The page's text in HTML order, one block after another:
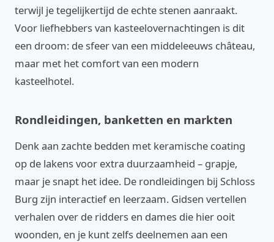
terwijl je tegelijkertijd de echte stenen aanraakt.
Voor liefhebbers van kasteelovernachtingen is dit
een droom: de sfeer van een middeleeuws château,
maar met het comfort van een modern
kasteelhotel.
Rondleidingen, banketten en markten
Denk aan zachte bedden met keramische coating
op de lakens voor extra duurzaamheid – grapje,
maar je snapt het idee. De rondleidingen bij Schloss
Burg zijn interactief en leerzaam. Gidsen vertellen
verhalen over de ridders en dames die hier ooit
woonden, en je kunt zelfs deelnemen aan een